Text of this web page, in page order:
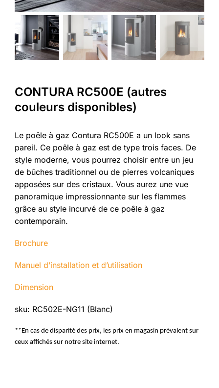
CONTURA RC500E (autres
couleurs disponibles)
Le poêle à gaz Contura RC500E a un look sans
pareil. Ce poêle à gaz est de type trois faces. De
style moderne, vous pourrez choisir entre un jeu
de bûches traditionnel ou de pierres volcaniques
apposées sur des cristaux. Vous aurez une vue
panoramique impressionnante sur les flammes
grâce au style incurvé de ce poêle à gaz
contemporain.
Brochure
Manuel d’installation et d’utilisation
Dimension
sku: RC502E-NG11 (Blanc)
**En cas de disparité des prix, les prix en magasin prévalent sur
ceux affichés sur notre site internet.